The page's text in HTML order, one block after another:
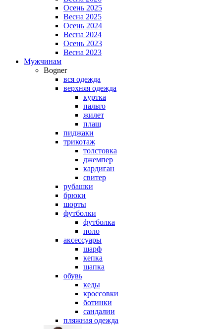
Осень 2025
Весна 2025
Осень 2024
Весна 2024
Осень 2023
Весна 2023
Мужчинам
Bogner
вся одежда
верхняя одежда
куртка
пальто
жилет
плащ
пиджаки
трикотаж
толстовка
джемпер
кардиган
свитер
рубашки
брюки
шорты
футболки
футболка
поло
аксессуары
шарф
кепка
шапка
обувь
кеды
кроссовки
ботинки
сандалии
пляжная одежда